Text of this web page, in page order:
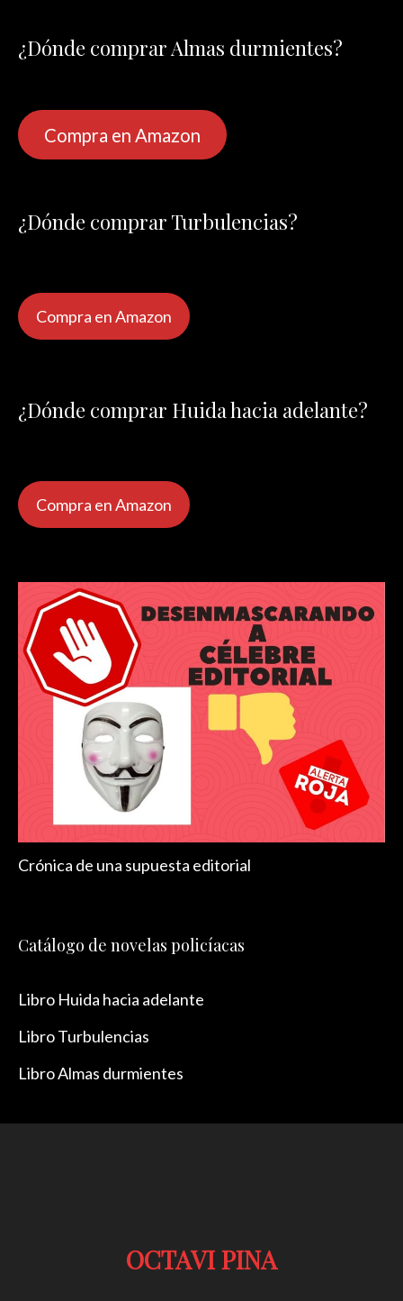
¿Dónde comprar Almas durmientes?
Compra en Amazon
¿Dónde comprar Turbulencias?
Compra en Amazon
¿Dónde comprar Huida hacia adelante?
Compra en Amazon
Crónica de una supuesta editorial
Catálogo de novelas policíacas
Libro Huida hacia adelante
Libro Turbulencias
Libro Almas durmientes
OCTAVI PINA